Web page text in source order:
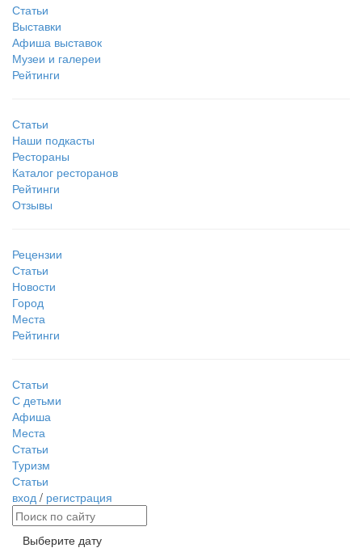
Статьи
Выставки
Афиша выставок
Музеи и галереи
Рейтинги
Статьи
Наши подкасты
Рестораны
Каталог ресторанов
Рейтинги
Отзывы
Рецензии
Статьи
Новости
Город
Места
Рейтинги
Статьи
С детьми
Афиша
Места
Статьи
Туризм
Статьи
вход / регистрация
Выберите дату